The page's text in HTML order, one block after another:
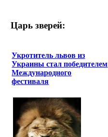
Царь зверей:
Укротитель львов из
Украины стал победителем
Международного
фестиваля